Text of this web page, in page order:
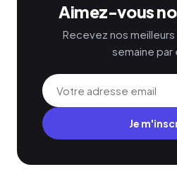
Aimez-vous
Recevez nos
semaine par
Je